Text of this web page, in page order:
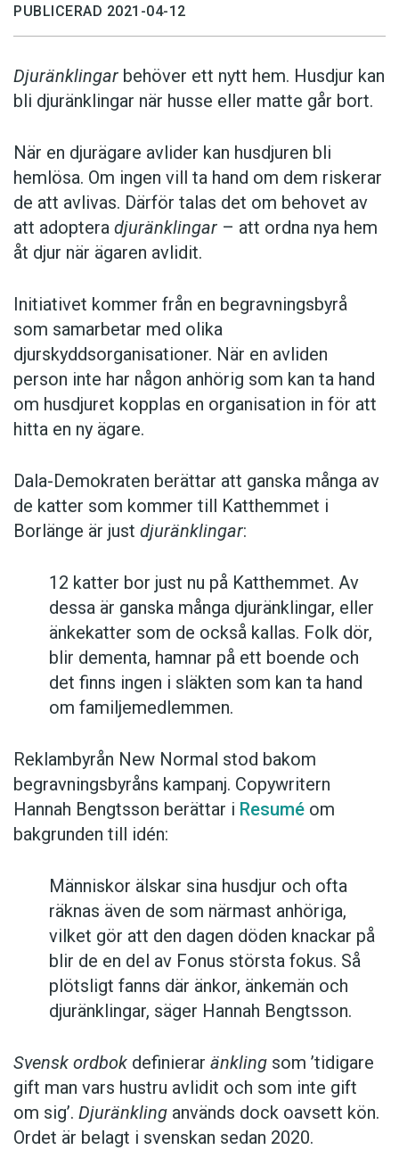
PUBLICERAD 2021-04-12
Djuränklingar behöver ett nytt hem. Husdjur kan
bli djuränklingar när husse eller matte går bort.
När en djurägare avlider kan husdjuren bli
hemlösa. Om ingen vill ta hand om dem riskerar
de att avlivas. Därför talas det om behovet av
att adoptera djuränklingar – att ordna nya hem
åt djur när ägaren avlidit.
Initiativet kommer från en begravningsbyrå
som samarbetar med olika
djurskyddsorganisationer. När en avliden
person inte har någon anhörig som kan ta hand
om husdjuret kopplas en organisation in för att
hitta en ny ägare.
Dala-Demokraten berättar att ganska många av
de katter som kommer till Katthemmet i
Borlänge är just djuränklingar:
12 katter bor just nu på Katthemmet. Av
dessa är ganska många djuränklingar, eller
änkekatter som de också kallas. Folk dör,
blir dementa, hamnar på ett boende och
det finns ingen i släkten som kan ta hand
om familjemedlemmen.
Reklambyrån New Normal stod bakom
begravningsbyråns kampanj. Copywritern
Hannah Bengtsson berättar i Resumé om
bakgrunden till idén:
Människor älskar sina husdjur och ofta
räknas även de som närmast anhöriga,
vilket gör att den dagen döden knackar på
blir de en del av Fonus största fokus. Så
plötsligt fanns där änkor, änkemän och
djuränklingar, säger Hannah Bengtsson.
Svensk ordbok definierar änkling som ’tidigare
gift man vars hustru av­lidit och som inte gift
om sig’. Djuränkling används dock oavsett kön.
Ordet är belagt i svenskan sedan 2020.